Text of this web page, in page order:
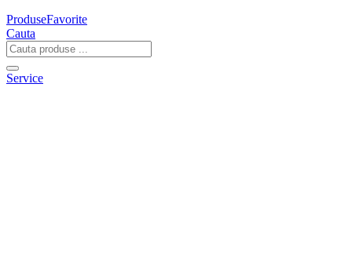
ProduseFavorite
Cauta
Service